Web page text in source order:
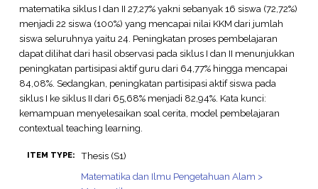
matematika siklus I dan II 27,27% yakni sebanyak 16 siswa (72,72%)
menjadi 22 siswa (100%) yang mencapai nilai KKM dari jumlah
siswa seluruhnya yaitu 24. Peningkatan proses pembelajaran
dapat dilihat dari hasil observasi pada siklus I dan II menunjukkan
peningkatan partisipasi aktif guru dari 64,77% hingga mencapai
84,08%. Sedangkan, peningkatan partisipasi aktif siswa pada
siklus I ke siklus II dari 65,68% menjadi 82,94%. Kata kunci:
kemampuan menyelesaikan soal cerita, model pembelajaran
contextual teaching learning.
ITEM TYPE:
Thesis (S1)
Matematika dan Ilmu Pengetahuan Alam >